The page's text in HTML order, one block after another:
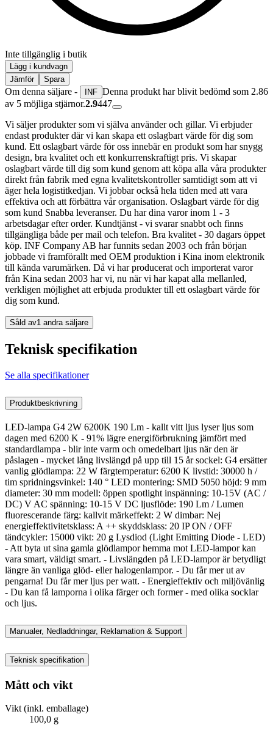
Inte tillgänglig i butik
Lägg i kundvagn
Jämför
Spara
Om denna säljare - INF Denna produkt har blivit bedömd som 2.86
av 5 möjliga stjärnor.2.9447
Vi säljer produkter som vi själva använder och gillar. Vi erbjuder
endast produkter där vi kan skapa ett oslagbart värde för dig som
kund. Ett oslagbart värde för oss innebär en produkt som har snygg
design, bra kvalitet och ett konkurrenskraftigt pris. Vi skapar
oslagbart värde till dig som kund genom att köpa alla våra produkter
direkt från fabrik med egna kvalitetskontroller samtidigt som att vi
äger hela logistitkedjan. Vi jobbar också hela tiden med att vara
effektiva och att förbättra vår organisation. Oslagbart värde för dig
som kund Snabba leveranser. Du har dina varor inom 1 - 3
arbetsdagar efter order. Kundtjänst - vi svarar snabbt och finns
tillgängliga både per mail och telefon. Bra kvalitet - 30 dagars öppet
köp. INF Company AB har funnits sedan 2003 och från början
jobbade vi framförallt med OEM produktion i Kina inom elektronik
till kända varumärken. Då vi har producerat och importerat varor
från Kina sedan 2003 har vi, nu när vi har kapat alla mellanled,
verkligen möjlighet att erbjuda produkter till ett oslagbart värde för
dig som kund.
Såld av1 andra säljare
Teknisk specifikation
Se alla specifikationer
Produktbeskrivning
LED-lampa G4 2W 6200K 190 Lm - kallt vitt ljus lyser ljus som
dagen med 6200 K - 91% lägre energiförbrukning jämfört med
standardlampa - blir inte varm och omedelbart ljus när den är
påslagen - mycket lång livslängd på upp till 15 år sockel: G4 ersätter
vanlig glödlampa: 22 W färgtemperatur: 6200 K livstid: 30000 h /
tim spridningsvinkel: 140 ° LED montering: SMD 5050 höjd: 9 mm
diameter: 30 mm modell: öppen spotlight inspänning: 10-15V (AC /
DC) V AC spänning: 10-15 V DC ljusflöde: 190 Lm / Lumen
fluorescerande färg: kallvit märkeffekt: 2 W dimbar: Nej
energieffektivitetsklass: A ++ skyddsklass: 20 IP ON / OFF
tändcykler: 15000 vikt: 20 g Lysdiod (Light Emitting Diode - LED)
- Att byta ut sina gamla glödlampor hemma mot LED-lampor kan
vara smart, väldigt smart. - Livslängden på LED-lampor är betydligt
längre än vanliga glöd- eller halogenlampor. - Du får mer ut av
pengarna! Du får mer ljus per watt. - Energieffektiv och miljövänlig
- Du kan få lamporna i olika färger och former - med olika socklar
och ljus.
Manualer, Nedladdningar, Reklamation & Support
Teknisk specifikation
Mått och vikt
Vikt (inkl. emballage)
100,0 g